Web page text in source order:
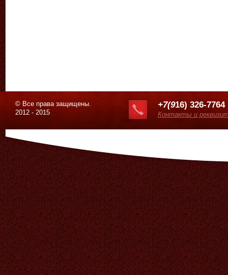
© Все права защищены.
2012 - 2015
+7(916) 326-7764
Контакты и